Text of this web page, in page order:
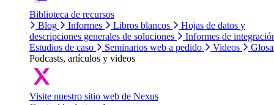
Biblioteca de recursos
Blog
Informes Libros blancos
Hojas de datos y
descripciones generales de soluciones
Informes de
Estudios de caso
Seminarios web a pedido Videos
Podcasts, artículos y videos
Visite nuestro sitio web de Nexus